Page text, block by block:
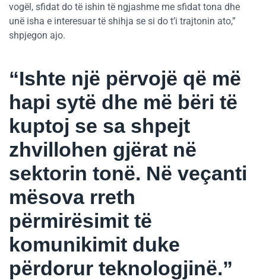
vogël, sfidat do të ishin të ngjashme me sfidat tona dhe
unë isha e interesuar të shihja se si do t’i trajtonin ato,”
shpjegon ajo.
“Ishte një përvojë që më
hapi sytë dhe më bëri të
kuptoj se sa shpejt
zhvillohen gjërat në
sektorin tonë. Në veçanti
mësova rreth
përmirësimit të
komunikimit duke
përdorur teknologjinë.”